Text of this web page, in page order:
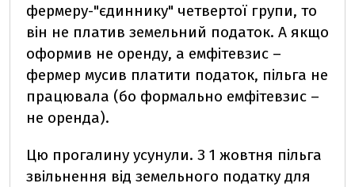
фермеру-"єдиннику" четвертої групи, то
він не платив земельний податок. А якщо
оформив не оренду, а емфітевзис –
фермер мусив платити податок, пільга не
працювала (бо формально емфітевзис –
не оренда).
Цю прогалину усунули. З 1 жовтня пільга
звільнення від земельного податку для